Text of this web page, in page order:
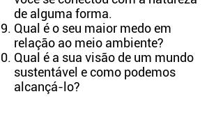
de alguma forma.
Qual é o seu maior medo em
relação ao meio ambiente?
Qual é a sua visão de um mundo
sustentável e como podemos
alcançá-lo?